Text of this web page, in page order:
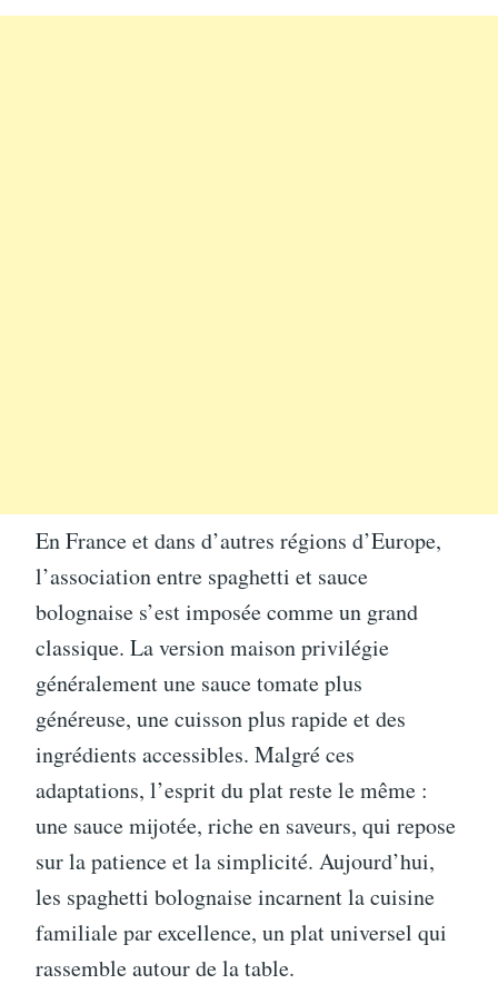
En France et dans d’autres régions d’Europe,
l’association entre spaghetti et sauce
bolognaise s’est imposée comme un grand
classique. La version maison privilégie
généralement une sauce tomate plus
généreuse, une cuisson plus rapide et des
ingrédients accessibles. Malgré ces
adaptations, l’esprit du plat reste le même :
une sauce mijotée, riche en saveurs, qui repose
sur la patience et la simplicité. Aujourd’hui,
les spaghetti bolognaise incarnent la cuisine
familiale par excellence, un plat universel qui
rassemble autour de la table.